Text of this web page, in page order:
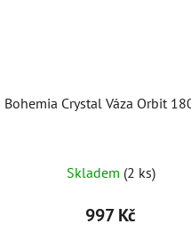
Bohemia Crystal Váza Orbit
Skladem (2 ks)
997 Kč